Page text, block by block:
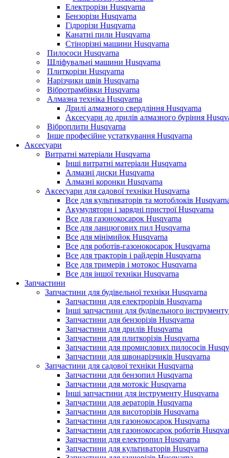
Електрорізи Husqvarna
Бензорізи Husqvarna
Гідрорізи Husqvarna
Канатні пили Husqvarna
Стінорізні машини Husqvarna
Пилососи Husqvarna
Шліфувальні машини Husqvarna
Плиткорізи Husqvarna
Нарізчики швів Husqvarna
Вібротрамбівки Husqvarna
Алмазна техніка Husqvarna
Дрилі алмазного свердління Husqvarna
Аксесуари до дрилів алмазного буріння
Віброплити Husqvarna
Інше професійне устаткування Husqvarna
Аксесуари
Витратні матеріали Husqvarna
Інші витратні матеріали Husqvarna
Алмазні диски Husqvarna
Алмазні коронки Husqvarna
Аксесуари для садової техніки Husqvarna
Все для культиваторів та мотоблоків
Акумулятори і зарядні пристрої Husqvarna
Все для газонокосарок Husqvarna
Все для ланцюгових пил Husqvarna
Все для мінімийок Husqvarna
Все для роботів-газонокосарок Husqvarna
Все для тракторів і райдерів Husqvarna
Все для тримерів і мотокос Husqvarna
Все для іншої техніки Husqvarna
Запчастини
Запчастини для будівельної техніки Husqvarna
Запчастини для електрорізів Husqvarna
Інші запчастини для будівельного
Запчастини для бензорізів Husqvarna
Запчастини для дрилів Husqvarna
Запчастини для плиткорізів Husqvarna
Запчастини для промислових пилососів
Запчастини для швонарізчиків Husqvarna
Запчастини для садової техніки Husqvarna
Запчастини для бензопил Husqvarna
Запчастини для мотокіс Husqvarna
Інші запчастини для інструменту Husqvarna
Запчастини для аераторів Husqvarna
Запчастини для висоторізів Husqvarna
Запчастини для газонокосарок Husqvarna
Запчастини для газонокосарок роботів
Запчастини для електропил Husqvarna
Запчастини для культиваторів Husqvarna